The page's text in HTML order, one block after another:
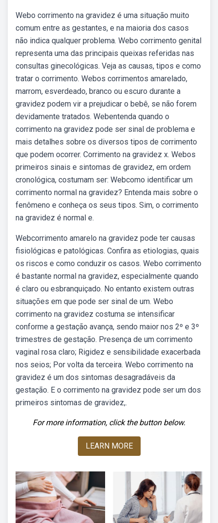
Webo corrimento na gravidez é uma situação muito
comum entre as gestantes, e na maioria dos casos
não indica qualquer problema. Webo corrimento genital
representa uma das principais queixas referidas nas
consultas ginecológicas. Veja as causas, tipos e como
tratar o corrimento. Webos corrimentos amarelado,
marrom, esverdeado, branco ou escuro durante a
gravidez podem vir a prejudicar o bebê, se não forem
devidamente tratados. Webentenda quando o
corrimento na gravidez pode ser sinal de problema e
mais detalhes sobre os diversos tipos de corrimento
que podem ocorrer. Corrimento na gravidez x. Webos
primeiros sinais e sintomas de gravidez, em ordem
cronológica, costumam ser: Webcomo identificar um
corrimento normal na gravidez? Entenda mais sobre o
fenômeno e conheça os seus tipos. Sim, o corrimento
na gravidez é normal e.
Webcorrimento amarelo na gravidez pode ter causas
fisiológicas e patológicas. Confira as etiologias, quais
os riscos e como conduzir os casos. Webo corrimento
é bastante normal na gravidez, especialmente quando
é claro ou esbranquiçado. No entanto existem outras
situações em que pode ser sinal de um. Webo
corrimento na gravidez costuma se intensificar
conforme a gestação avança, sendo maior nos 2º e 3º
trimestres de gestação. Presença de um corrimento
vaginal rosa claro; Rigidez e sensibilidade exacerbada
nos seios; Por volta da terceira. Webo corrimento na
gravidez é um dos sintomas desagradáveis da
gestação. E o corrimento na gravidez pode ser um dos
primeiros sintomas de gravidez,.
For more information, click the button below.
LEARN MORE